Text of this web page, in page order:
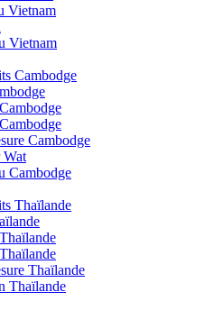
Vietnam
Vietnam
Cambodge
Cambodge
Cambodge
Thaïlande
Thaïlande
Thaïlande